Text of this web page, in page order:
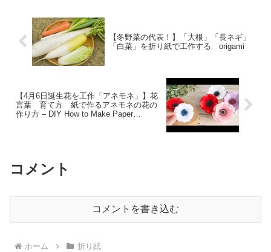
【冬野菜の代表！】「大根」「長ネギ」
「白菜」を折り紙で工作する origami
【4月6日誕生花を工作「アネモネ」】花
言葉 育て方 紙で作るアネモネの花の
作り方 – DIY How to Make Paper
コメント
コメントを書き込む
ホーム 折り紙